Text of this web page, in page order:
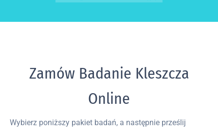
Zamów Badanie Kleszcza
Online
Wybierz poniższy pakiet badań, a następnie prześlij